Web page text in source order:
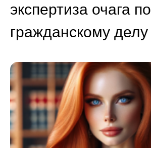
экспертиза очага
гражданскому делу